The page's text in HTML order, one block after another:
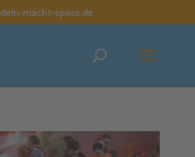
macht-spass.de